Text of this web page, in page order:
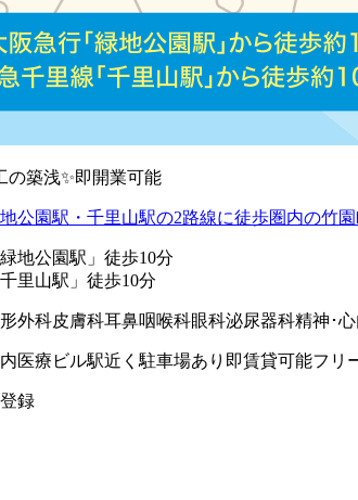
の築浅✨即開業可能
地公園駅・千里山駅の2路線に徒歩圏内の竹
地公園駅」徒歩10分
里山駅」徒歩10分
外科皮膚科耳鼻咽喉科眼科泌尿器科精神･
医療ビル駅近く 駐車場あり 即賃貸可能フリ
録